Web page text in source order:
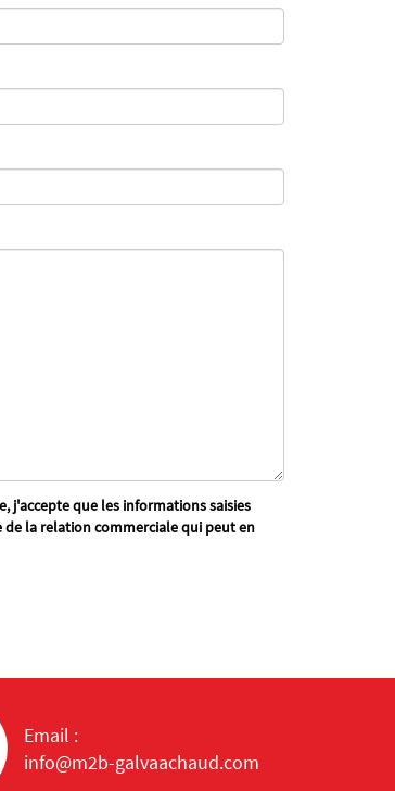
j'accepte que les informations saisies
de la relation commerciale qui peut en
Email :
info@m2b-galvaachaud.com